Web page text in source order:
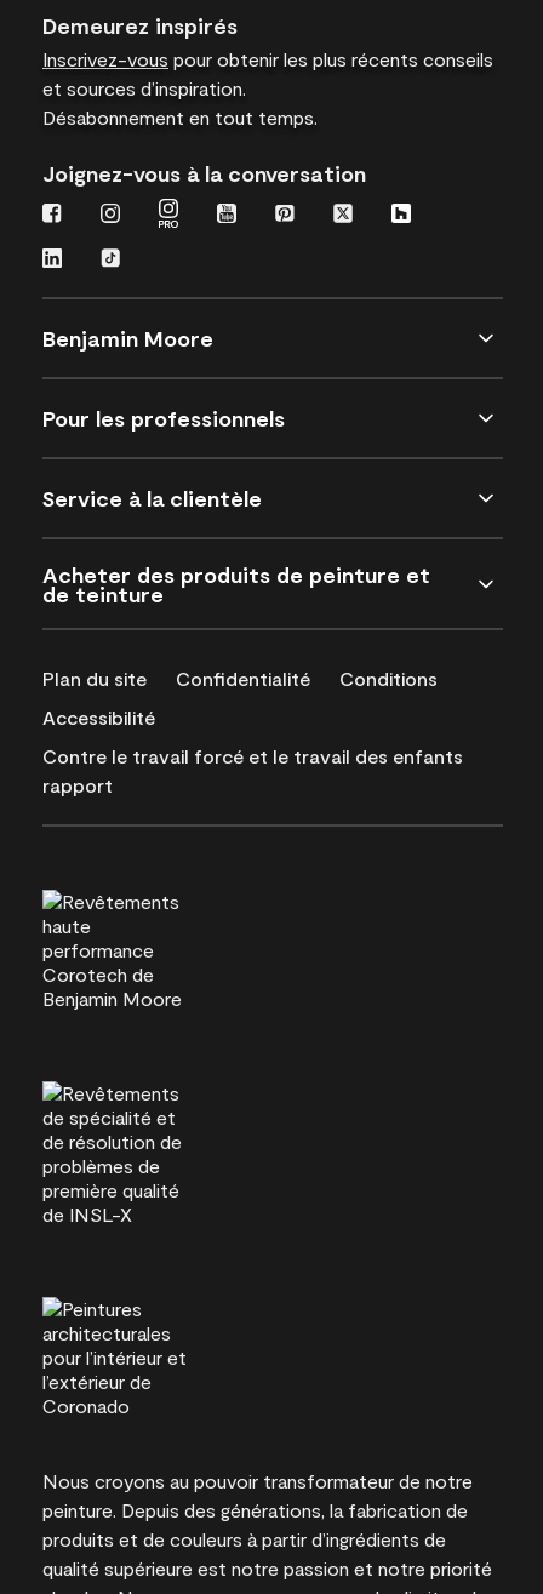
Demeurez inspirés
Inscrivez-vous pour obtenir les plus récents conseils
et sources d’inspiration.
Désabonnement en tout temps.
Joignez-vous à la conversation
Benjamin Moore
Pour les professionnels
Service à la clientèle
Acheter des produits de peinture et
de teinture
Plan du site Confidentialité
Conditions
Accessibilité
Contre le travail forcé et le travail des enfants
rapport
Nous croyons au pouvoir transformateur de notre
peinture. Depuis des générations, la fabrication de
produits et de couleurs à partir d’ingrédients de
qualité supérieure est notre passion et notre priorité